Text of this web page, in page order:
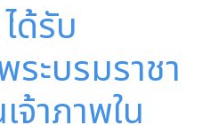
ด้รับ
ระบรมราชา
จ้าภาพใน